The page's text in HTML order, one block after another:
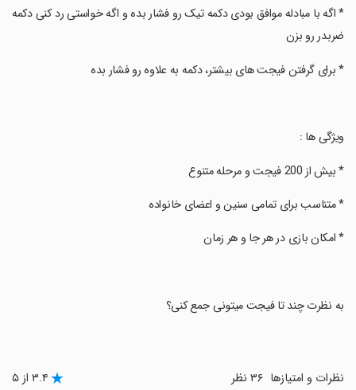
‏* اگه با مبادله موافق بودی دکمه تیک رو فشار بده و اگه خواستی رد کنی دکمه
ضربدر رو بزن
‏* برای گرفتن فیجت های بیشتر، دکمه به علاوه رو فشار بده
‏ویژگی ها :
‏* بیش از 200 فیجت و مرحله متنوع
‏* متناسب برای تمامی سنین و اعضای خانواده
‏* امکان بازی در هر جا و هر زمان
‏به نظرت چند تا فیجت میتونی جمع کنی؟
نظرات و امتیازها ۳.۴ از ۵